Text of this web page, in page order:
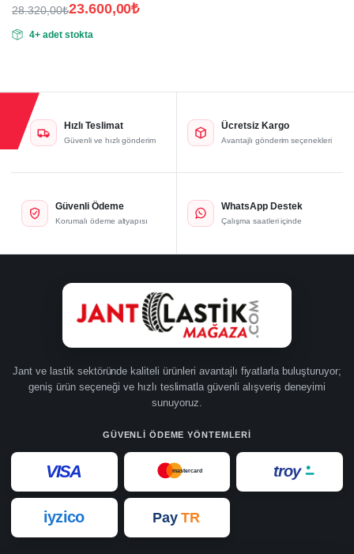
28.320,00₺
fiyat:
23.600,00₺
andaki
4+ adet stokta
Hızlı Teslimat
Güvenli ve hızlı gönderim
Ücretsiz Kargo
Avantajlı gönderim seçenekleri
Güvenli Ödeme
Korumalı ödeme altyapısı
WhatsApp Destek
Çalışma saatleri içinde
Jant ve lastik sektöründe kaliteli ürünleri avantajlı fiyatlarla buluşturuyor;
geniş ürün seçeneği ve hızlı teslimatla güvenli alışveriş deneyimi
sunuyoruz.
GÜVENLI ÖDEME YÖNTEMLERI
VISA mastercard troy
iyzico Pay TR